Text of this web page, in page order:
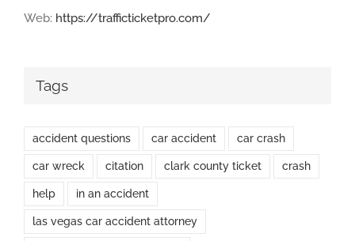
Web: https://trafficticketpro.com/
Tags
accident questions car accident car crash
car wreck citation clark county ticket crash
help in an accident
las vegas car accident attorney